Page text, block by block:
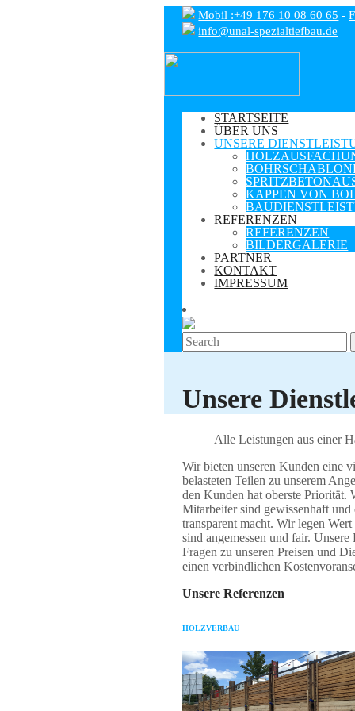
Mobil :+49 176 10 08 60 65 -
info@unal-spezialtiefbau.de
STARTSEITE
ÜBER UNS
UNSERE
KAPPEN VON
REFERENZEN
REFERENZEN
BILDERGALERIE
PARTNER
KONTAKT
IMPRESSUM
Unsere
Alle Leistungen aus einer
Wir bieten unseren Kunden eine
belasteten Teilen zu unserem
den Kunden hat oberste Priorität.
Mitarbeiter sind gewissenhaft
transparent macht. Wir legen
sind angemessen und fair.
Fragen zu unseren Preisen und
einen verbindlichen
Unsere Referenzen
HOLZVERBAU